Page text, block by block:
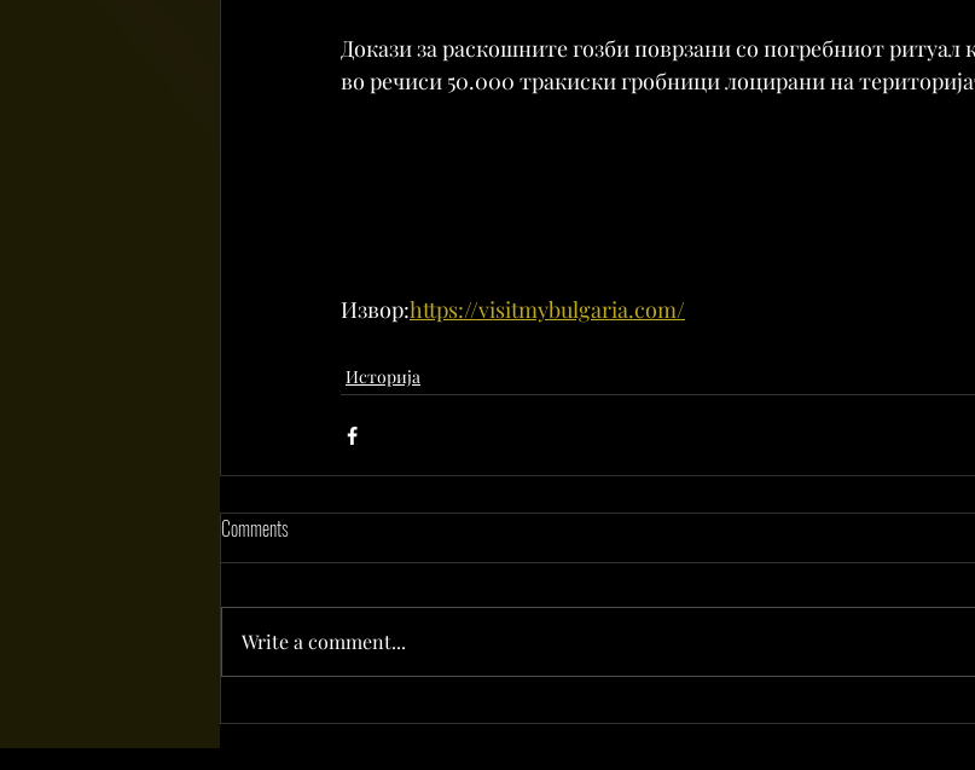
Докази за раскошните гозби поврзани со погребниот ритуал
во речиси 50.000 тракиски гробници лоцирани на
Извор:https://visitmybulgaria.com/
Историја
Comments
Write a comment...